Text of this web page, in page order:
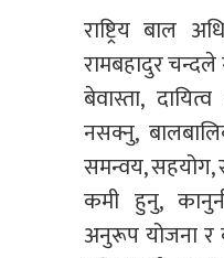
राष्ट्रिय बाल
रामबहादुर चन्दले
बेवास्ता,
नसक्नु,
समन्वय, सहयोग,
कमी हुनु,
अनुरूप योजना र